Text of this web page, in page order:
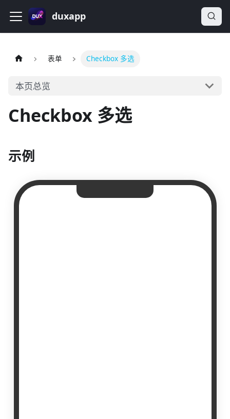
duxapp
表单 Checkbox 多选
本页总览
Checkbox 多选
示例